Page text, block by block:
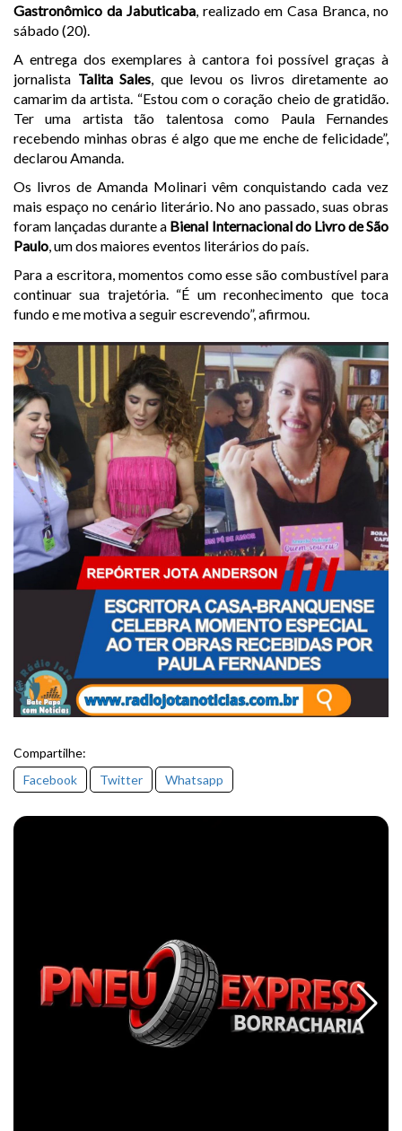
Gastronômico da Jabuticaba, realizado em Casa Branca, no
sábado (20).
A entrega dos exemplares à cantora foi possível graças à
jornalista Talita Sales , que levou os livros diretamente ao
camarim da artista. “Estou com o coração cheio de gratidão.
Ter uma artista tão talentosa como Paula Fernandes
recebendo minhas obras é algo que me enche de felicidade”,
declarou Amanda.
Os livros de Amanda Molinari vêm conquistando cada vez
mais espaço no cenário literário. No ano passado, suas obras
foram lançadas durante a Bienal Internacional do Livro de São
Paulo , um dos maiores eventos literários do país.
Para a escritora, momentos como esse são combustível para
continuar sua trajetória. “É um reconhecimento que toca
fundo e me motiva a seguir escrevendo”, afirmou.
Compartilhe:
Facebook
Twitter Whatsapp